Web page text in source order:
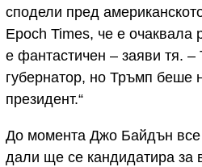
сподели пред
Epoch Times, че е очаквала
е фантастичен – заяви тя. –
губернатор, но Тръмп беше
президент.“
До момента Джо Байдън
дали ще се кандидатира за